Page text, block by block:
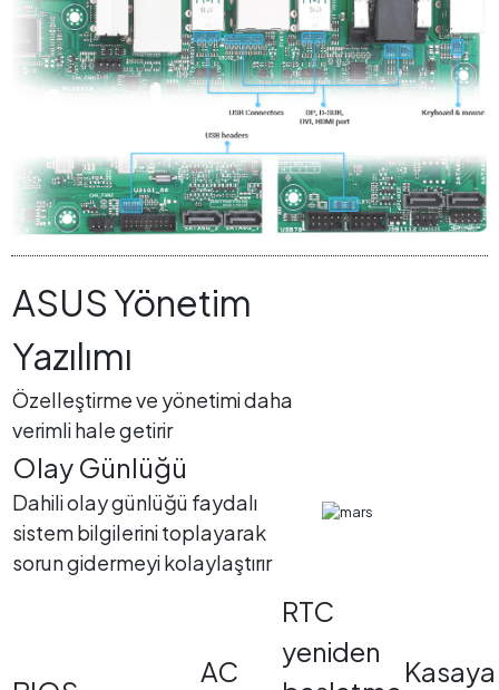
ASUS Yönetim
Yazılımı
Özelleştirme ve yönetimi daha
verimli hale getirir
Olay Günlüğü
Dahili olay günlüğü faydalı
sistem bilgilerini toplayarak
sorun gidermeyi kolaylaştırır
AC
RTC
yeniden
Kasaya